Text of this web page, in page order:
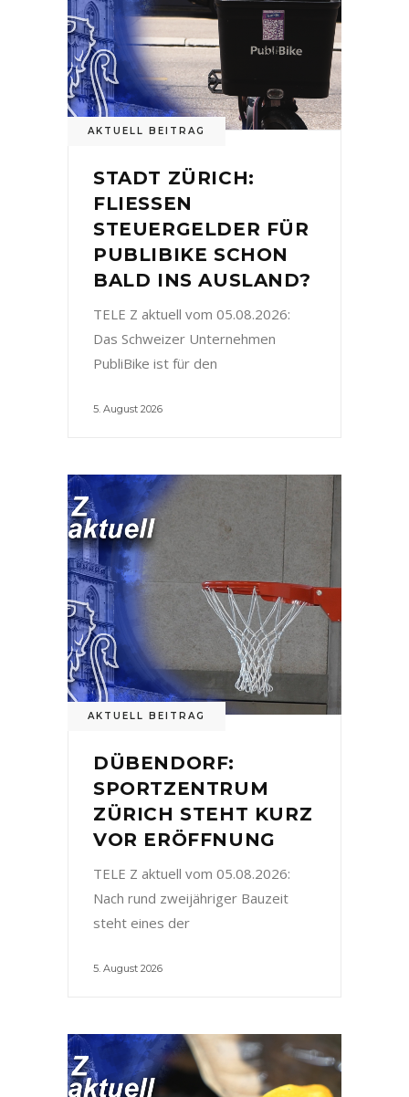
AKTUELL BEITRAG
STADT ZÜRICH:
FLIESSEN
STEUERGELDER FÜR
PUBLIBIKE SCHON
BALD INS AUSLAND?
TELE Z aktuell vom 05.08.2026:
Das Schweizer Unternehmen
PubliBike ist für den
5. August 2026
AKTUELL BEITRAG
DÜBENDORF:
SPORTZENTRUM
ZÜRICH STEHT KURZ
VOR ERÖFFNUNG
TELE Z aktuell vom 05.08.2026:
Nach rund zweijähriger Bauzeit
steht eines der
5. August 2026